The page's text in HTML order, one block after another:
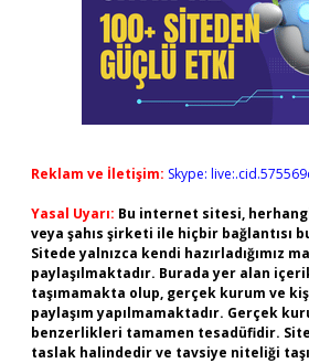
Reklam ve İletişim: Skype:
Yasal Uyarı: Bu internet sitesi,
veya şahıs şirketi ile hiçbir bağlantısı
Sitede yalnızca kendi hazırladığımız
paylaşılmaktadır. Burada yer alan
taşımamakta olup, gerçek kurum ve
paylaşım yapılmamaktadır. Gerçek
benzerlikleri tamamen tesadüfidir.
taslak halindedir ve tavsiye niteliği